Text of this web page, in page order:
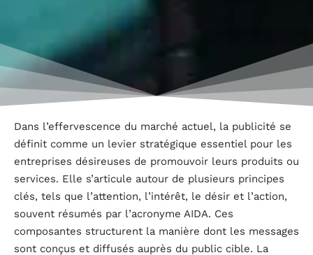
Dans l’effervescence du marché actuel, la publicité se
définit comme un levier stratégique essentiel pour les
entreprises désireuses de promouvoir leurs produits ou
services. Elle s’articule autour de plusieurs principes
clés, tels que l’attention, l’intérêt, le désir et l’action,
souvent résumés par l’acronyme AIDA. Ces
composantes structurent la manière dont les messages
sont conçus et diffusés auprès du public cible. La